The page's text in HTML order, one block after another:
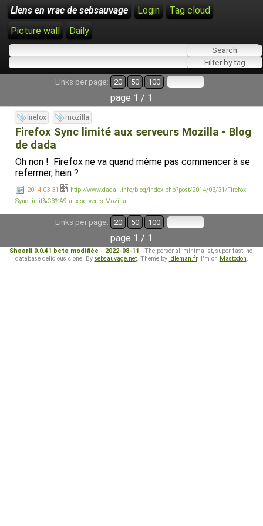
Liens en vrac de sebsauvage Login
Tag cloud
Picture wall
Daily
Links per page: 20 50 100
page 1 / 1
firefox mozilla
Firefox Sync limité aux serveurs Mozilla - Blog
de dada
Oh non ! Firefox ne va quand même pas commencer à se
refermer, hein ?
2014-03-31
http://www.dadall.info/blog/index.php?post/2014/03/31/Firefox-
Sync-limit%C3%A9-aux-serveurs-Mozilla
Links per page: 20 50 100
page 1 / 1
Shaarli 0.0.41 beta modifiée - 2022-08-11 - The personal, minimalist, super-fast, no-
database delicious clone. By sebsauvage.net. Theme by idleman.fr. I'm on Mastodon.